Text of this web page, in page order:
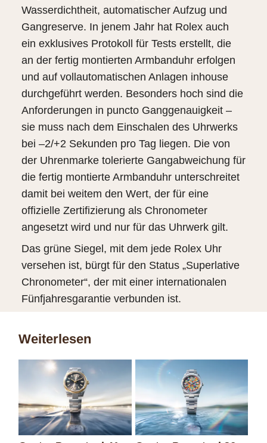
Wasserdichtheit, automatischer Aufzug und
Gangreserve. In jenem Jahr hat Rolex auch
ein exklusives Protokoll für Tests erstellt, die
an der fertig montierten Armbanduhr erfolgen
und auf vollautomatischen Anlagen inhouse
durchgeführt werden. Besonders hoch sind die
Anforderungen in puncto Ganggenauigkeit –
sie muss nach dem Einschalen des Uhrwerks
bei –2/+2 Sekunden pro Tag liegen. Die von
der Uhrenmarke tolerierte Gangabweichung für
die fertig montierte Armbanduhr unterschreitet
damit bei weitem den Wert, der für eine
offizielle Zertifizierung als Chronometer
angesetzt wird und nur für das Uhrwerk gilt.
Das grüne Siegel, mit dem jede Rolex Uhr
versehen ist, bürgt für den Status „Superlative
Chronometer“, der mit einer internationalen
Fünfjahresgarantie verbunden ist.
Weiterlesen